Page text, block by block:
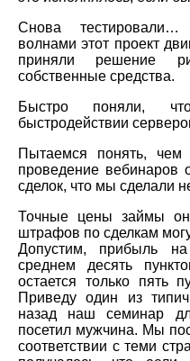
Снова
волнами этот проект
приняли решение
собственные средства.
Быстро поняли,
быстродействии
Пытаемся понять,
проведение вебинаров
сделок, что мы сделали
Точные цены займы
штрафов по сделкам
Допустим, прибыль на
среднем десять
остается только пять
Приведу один из
назад наш семинар
посетил мужчина. Мы
соответствии с теми